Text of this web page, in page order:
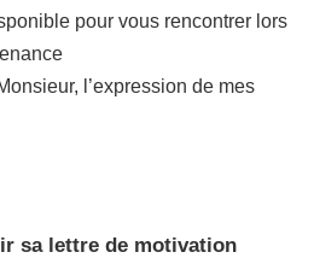
pour vous rencontrer lors
l’expression de mes
sa lettre de motivation